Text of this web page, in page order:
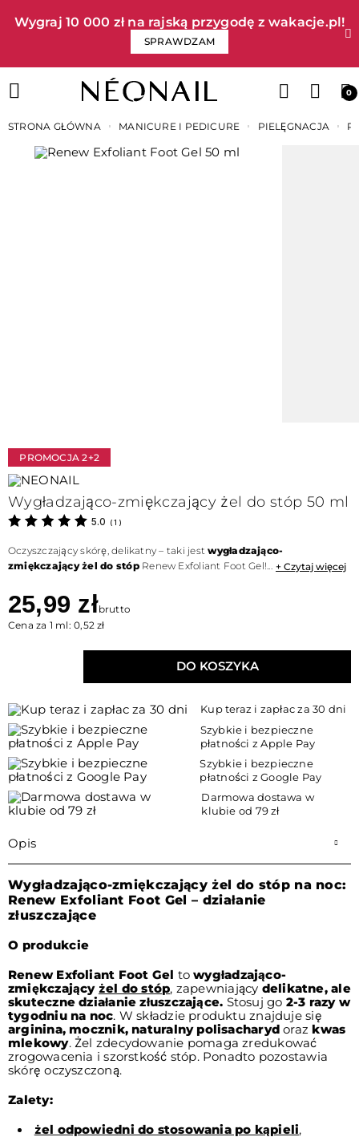
Wygraj 10 000 zł na rajską przygodę z wakacje.pl!​
SPRAWDZAM
0
STRONA GŁÓWNA MANICURE I PEDICURE PIELĘGNACJA
PROMOCJA 2+2
Wygładzająco-zmiękczający żel do stóp 50 ml
5.0 ( 1 )
Oczyszczający skórę, delikatny – taki jestwygładzająco-
zmiękczający żel do stóp Renew Exfoliant Foot Gel!... + Czytaj więcej
25,99 złbrutto
Cena za 1 ml: 0,52 zł
DO KOSZYKA
Kup teraz i zapłac za 30 dni
Szybkie i bezpieczne
płatności z Apple Pay
Szybkie i bezpieczne
płatności z Google Pay
Darmowa dostawa w
klubie od 79 zł
Opis
Wygładzająco-zmiękczający żel do stóp na noc:
Renew Exfoliant Foot Gel – działanie
złuszczające
O produkcie
Renew Exfoliant Foot Gel towygładzająco-
zmiękczający żel do stóp, zapewniający delikatne, ale
skuteczne działanie złuszczające. Stosuj go 2-3 razy w
tygodniu na noc. W składzie produktu znajduje się
arginina, mocznik, naturalny polisacharyd oraz kwas
mlekowy. Żel zdecydowanie pomaga zredukować
zrogowacenia i szorstkość stóp. Ponadto pozostawia
skórę oczyszczoną.
Zalety:
żel odpowiedni do stosowania po kąpieli,